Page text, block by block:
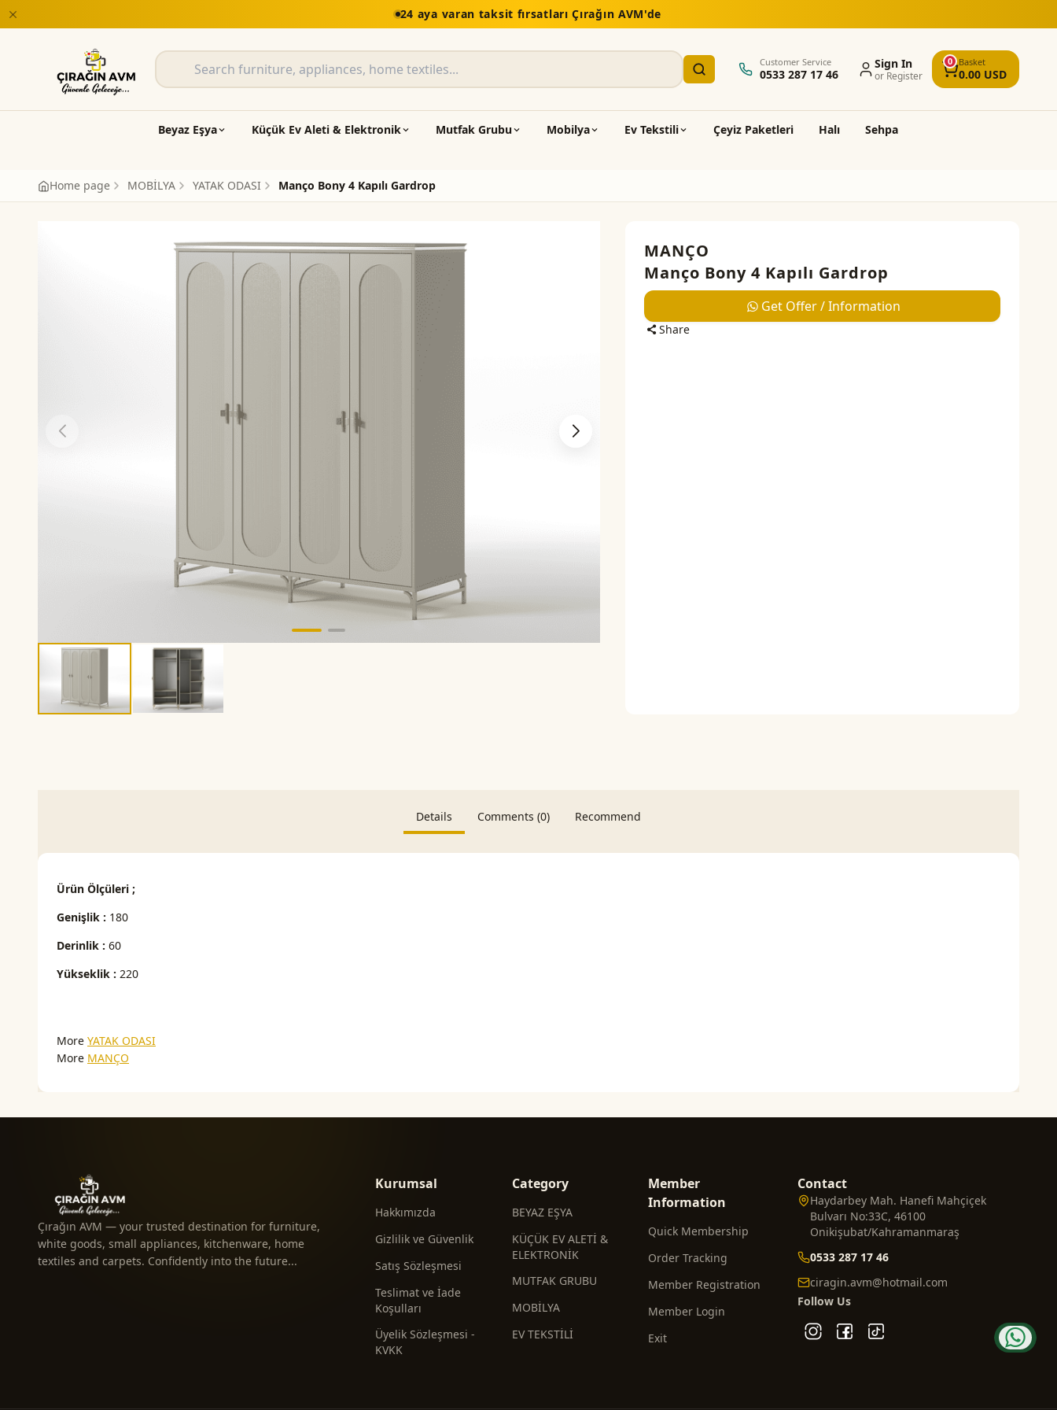
24 aya varan taksit fırsatları Çırağın AVM'de
Customer Service
0533 287 17 46
Sign In
or Register
0 Basket
0.00USD
Beyaz Eşya Küçük Ev Aleti & Elektronik Mutfak Grubu Mobilya Ev Tekstili Çeyi̇z Paketleri̇ Halı Sehpa
Home page MOBİLYA YATAK ODASI Manço Bony 4 Kapılı Gardrop
MANÇO
Manço Bony 4 Kapılı Gardrop
Get Offer / Information
Share
Details Comments (0) Recommend
Ürün Ölçüleri ;
Genişlik : 180
Derinlik : 60
Yükseklik : 220
More YATAK ODASI
More MANÇO
Çırağın AVM — your trusted destination for furniture,
white goods, small appliances, kitchenware, home
textiles and carpets. Confidently into the future...
Kurumsal
Hakkımızda
Gizlilik ve Güvenlik
Satış Sözleşmesi
Teslimat ve İade
Koşulları
Üyelik Sözleşmesi -
KVKK
Category
BEYAZ EŞYA
KÜÇÜK EV ALETİ &
ELEKTRONİK
MUTFAK GRUBU
MOBİLYA
EV TEKSTİLİ
Member
Information
Quick Membership
Order Tracking
Member Registration
Member Login
Exit
Contact
Haydarbey Mah. Hanefi Mahçiçek
Bulvarı No:33C, 46100
Onikişubat/Kahramanmaraş
0533 287 17 46
ciragin.avm@hotmail.com
Follow Us